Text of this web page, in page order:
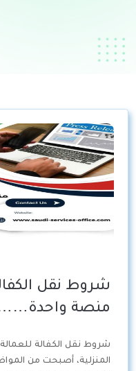
شروط نقل
منصة
شروط نقل الكفالة
المنزلية، أصبحت من